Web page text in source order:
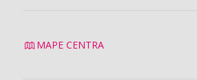
MAPE CENTRA